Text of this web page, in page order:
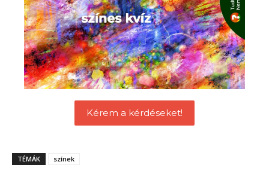
Kérem a kérdéseket!
TÉMÁK színek